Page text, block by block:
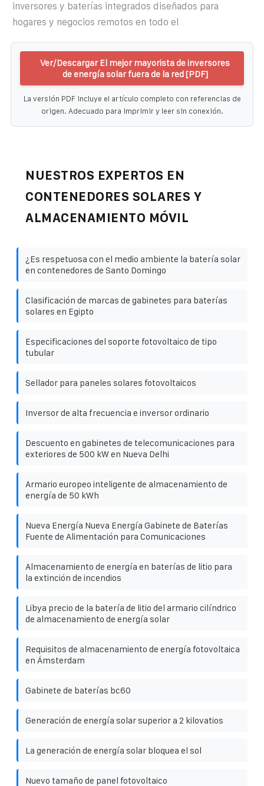
inversores y baterías integrados diseñados para
hogares y negocios remotos en todo el
Ver/Descargar El mejor mayorista de inversores
de energía solar fuera de la red [PDF]
La versión PDF incluye el artículo completo con referencias de
origen. Adecuado para imprimir y leer sin conexión.
NUESTROS EXPERTOS EN
CONTENEDORES SOLARES Y
ALMACENAMIENTO MÓVIL
¿Es respetuosa con el medio ambiente la batería solar
en contenedores de Santo Domingo
Clasificación de marcas de gabinetes para baterías
solares en Egipto
Especificaciones del soporte fotovoltaico de tipo
tubular
Sellador para paneles solares fotovoltaicos
Inversor de alta frecuencia e inversor ordinario
Descuento en gabinetes de telecomunicaciones para
exteriores de 500 kW en Nueva Delhi
Armario europeo inteligente de almacenamiento de
energía de 50 kWh
Nueva Energía Nueva Energía Gabinete de Baterías
Fuente de Alimentación para Comunicaciones
Almacenamiento de energía en baterías de litio para
la extinción de incendios
Libya precio de la batería de litio del armario cilíndrico
de almacenamiento de energía solar
Requisitos de almacenamiento de energía fotovoltaica
en Ámsterdam
Gabinete de baterías bc60
Generación de energía solar superior a 2 kilovatios
La generación de energía solar bloquea el sol
Nuevo tamaño de panel fotovoltaico